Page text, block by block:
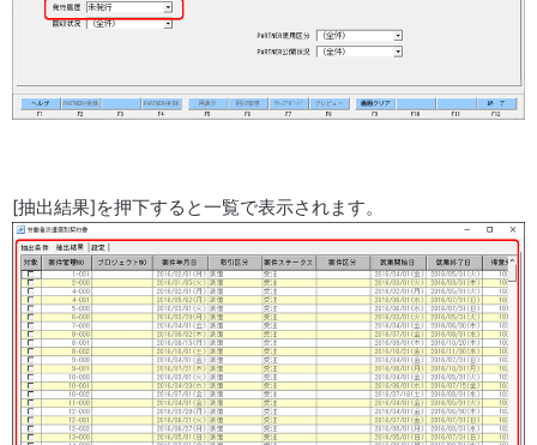
[抽出結果]を押下すると一覧で表示されます。